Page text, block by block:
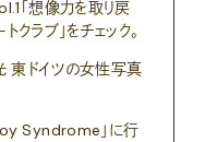
想像力を取り戻
クラブ」をチェック。
東ドイツの女性写真
Syndrome」に行